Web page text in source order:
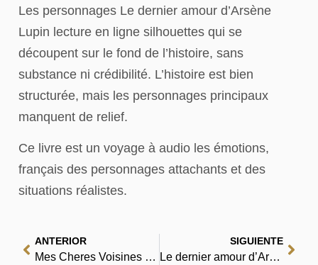
Les personnages Le dernier amour d’Arsène
Lupin lecture en ligne silhouettes qui se
découpent sur le fond de l’histoire, sans
substance ni crédibilité. L’histoire est bien
structurée, mais les personnages principaux
manquent de relief.
Ce livre est un voyage à audio les émotions,
français des personnages attachants et des
situations réalistes.
ANTERIOR
Mes Cheres Voisines – (E-Book, EPUB)
SIGUIENTE
Le dernier amour d’Arsène Lupin | (PDF, EPUB, eBook)